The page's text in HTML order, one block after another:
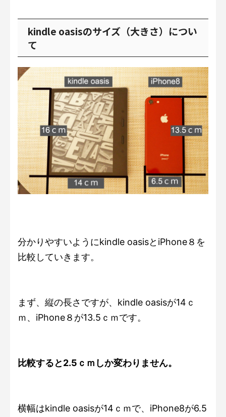
kindle oasisのサイズ（大きさ）につい
て
分かりやすいようにkindle oasisとiPhone８を
比較していきます。
まず、縦の長さですが、kindle oasisが14ｃ
ｍ、iPhone８が13.5ｃｍです。
比較すると2.5ｃｍしか変わりません。
横幅はkindle oasisが14ｃｍで、iPhone8が6.5